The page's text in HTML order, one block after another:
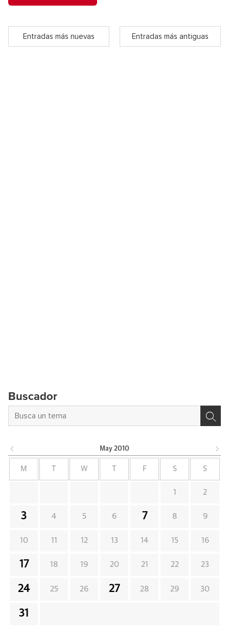
Entradas más nuevas Entradas más antiguas
Buscador
May 2010
M W F S S
1 2
3 4 5 6 7 8 9
10 11 12 13 14 15 16
17 18 19 20 21 22 23
24 25 26 27 28 29 30
31